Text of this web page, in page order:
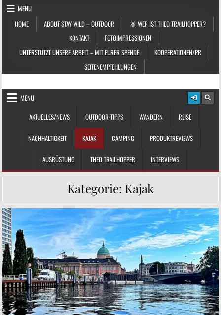
Skip to content
MENU
HOME
ABOUT STAY WILD – OUTDOOR
🐰 WER IST THEO TRAILHOPPER?
KONTAKT
FOTOIMPRESSIONEN
UNTERSTÜTZT UNSERE ARBEIT – MIT EURER SPENDE
KOOPERATIONEN/PR
SEITENEMPFEHLUNGEN
STAY WILD – OUTDOOR
MENU
AKTUELLES/NEWS
OUTDOOR-TIPPS WANDERN REISE
NACHHALTIGKEIT KAJAK CAMPING PRODUKTREVIEWS
AUSRÜSTUNG THEO TRAILHOPPER INTERVIEWS
Kategorie: Kajak
Posted in